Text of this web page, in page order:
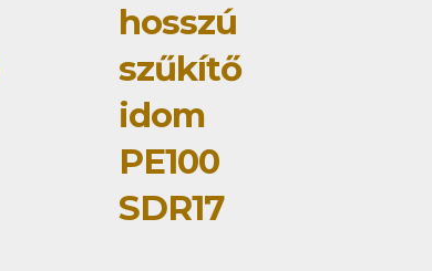
hosszú
szűkítő
idom
PE100
SDR17